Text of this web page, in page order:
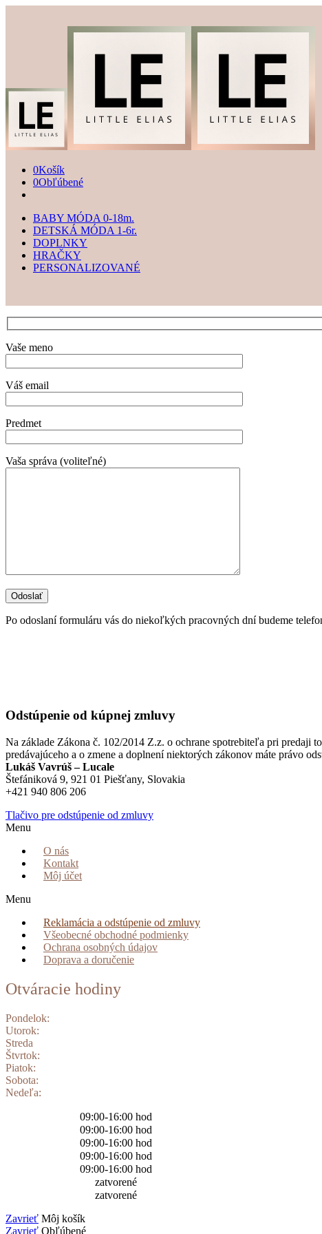
0Košík
0Obľúbené
BABY MÓDA 0-18m.
DETSKÁ MÓDA 1-6r.
DOPLNKY
HRAČKY
PERSONALIZOVANÉ
Vaše meno
Váš email
Predmet
Vaša správa (voliteľné)
Po odoslaní formuláru vás do niekoľkých pracovných dní budeme
Odstúpenie od kúpnej zmluvy
Na základe Zákona č. 102/2014 Z.z. o ochrane spotrebiteľa pri predaji
predávajúceho a o zmene a doplnení niektorých zákonov máte právo
Lukáš Vavrúš – Lucale
Štefániková 9, 921 01 Piešťany, Slovakia
+421 940 806 206
Tlačivo pre odstúpenie od zmluvy
Menu
O nás
Kontakt
Môj účet
Menu
Reklamácia a odstúpenie od zmluvy
Všeobecné obchodné podmienky
Ochrana osobných údajov
Doprava a doručenie
Otváracie hodiny
Pondelok:
Utorok:
Streda
Štvrtok:
Piatok:
Sobota:
Nedeľa:
09:00-16:00 hod
09:00-16:00 hod
09:00-16:00 hod
09:00-16:00 hod
09:00-16:00 hod
zatvorené
zatvorené
Zavrieť Môj košík
Zavrieť Obľúbené